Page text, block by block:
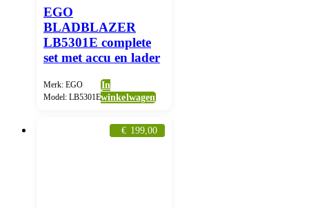
EGO
BLADBLAZER
LB5301E complete
set met accu en lader
Merk: EGO
Model: LB5301E
In
winkelwagen
€ 199,00